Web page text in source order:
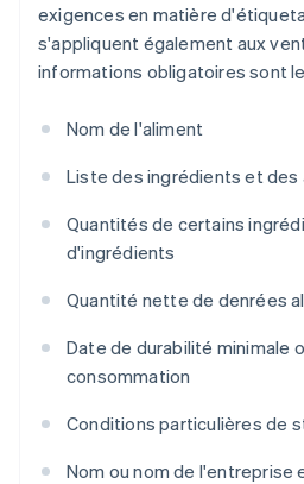
exigences en matière
s'appliquent également aux
informations obligatoires sont
Nom de l'aliment
Liste des ingrédients et des
Quantités de certains
d'ingrédients
Quantité nette de denrées
Date de durabilité minimale
consommation
Conditions particulières de
Nom ou nom de l'entreprise